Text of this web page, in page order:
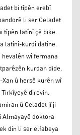
bi tîpên erebî
li ser Celadet
tîpên latînî çê bike.
latînî-kurdî datîne.
wî fermana
kurdan dide.
û hersê kurên wî
direvin.
û Celadet jî ji
doktora
din li ser elfabeya